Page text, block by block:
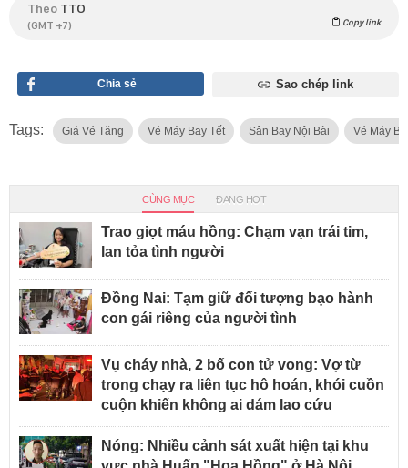
Theo TTO
(GMT +7) Copy link
Chia sẻ Sao chép link
Tags: Giá Vé Tăng Vé Máy Bay Tết Sân Bay Nội Bài Vé Máy
CÙNG MỤC ĐANG HOT
Trao giọt máu hồng: Chạm vạn trái tim,
lan tỏa tình người
Đồng Nai: Tạm giữ đối tượng bạo hành
con gái riêng của người tình
Vụ cháy nhà, 2 bố con tử vong: Vợ từ
trong chạy ra liên tục hô hoán, khói cuồn
cuộn khiến không ai dám lao cứu
Nóng: Nhiều cảnh sát xuất hiện tại khu